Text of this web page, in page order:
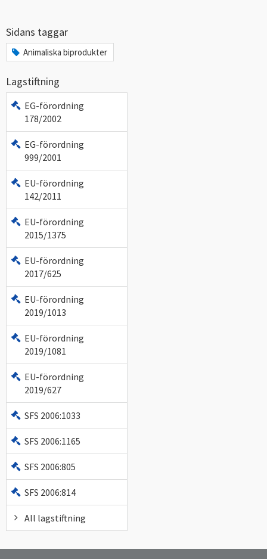
Sidans taggar
Animaliska biprodukter
Lagstiftning
EG-förordning
178/2002
EG-förordning
999/2001
EU-förordning
142/2011
EU-förordning
2015/1375
EU-förordning
2017/625
EU-förordning
2019/1013
EU-förordning
2019/1081
EU-förordning
2019/627
SFS 2006:1033
SFS 2006:1165
SFS 2006:805
SFS 2006:814
All lagstiftning